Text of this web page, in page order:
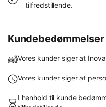
tilfredstillende.
Kundebedømmelser
Vores kunder siger at
Vores kunder siger at
I henhold til kunde